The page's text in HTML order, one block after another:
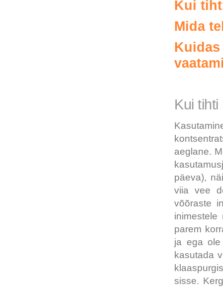
Kui
Mida
Kui
aeglane.
päeva),
viia vee
võõraste
parem
ja ega ole
kasutada
sisse.